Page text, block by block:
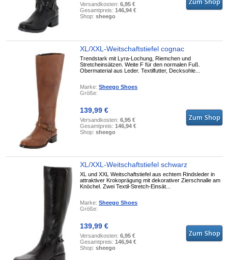
Versandkosten:6,95 €
Gesamtpreis:146,94 €
Shop:sheego
XL/XXL-Weitschaftstiefel cognac
Trendstark mit Lyra-Lochung, Riemchen und
Stretcheinsätzen. Weite F für den normalen Fuß.
Obermaterial aus Leder. Textilfutter, Decksohle...
Marke:Sheego Shoes
Größe:
139,99 €
Versandkosten:6,95 €
Gesamtpreis:146,94 €
Shop:sheego
XL/XXL-Weitschaftstiefel schwarz
XL und XXL Weitschaftstiefel aus echtem Rindsleder in
attraktiver Krokoprägung mit dekorativer Zierschnalle am
Knöchel. Zwei Textil-Stretch-Einsät...
Marke:Sheego Shoes
Größe:
139,99 €
Versandkosten:6,95 €
Gesamtpreis:146,94 €
Shop:sheego